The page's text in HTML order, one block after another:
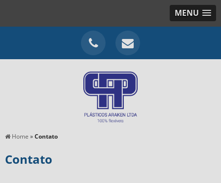
MENU
Home »Contato
Contato